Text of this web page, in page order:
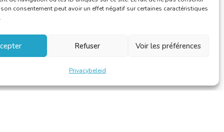
consentement peut avoir un effet négatif sur certaines caractéristiques
Refuser Voir les préférences
Privacybeleid